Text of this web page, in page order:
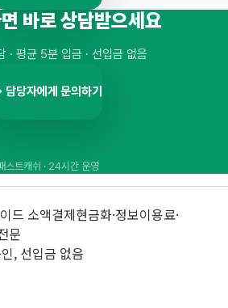
바로 상담받으세요
· 평균 5분 입금 · 선입금 없음
담당자에게 문의하기
스트캐쉬 · 24시간 운영
드 소액결제현금화·정보이용료·
문
, 선입금 없음